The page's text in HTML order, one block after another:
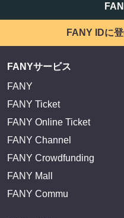
FANY IDに
FANYサービス
FANY
FANY Ticket
FANY Online Ticket
FANY Channel
FANY Crowdfunding
FANY Mall
FANY Commu